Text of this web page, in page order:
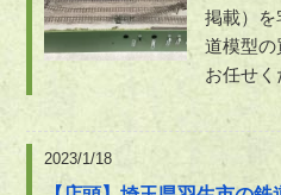
掲載）を
道模型
お任せく
2023/1/18